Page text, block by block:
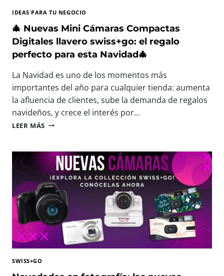
I
Y
D
I
F
R
U
T
A
R
D
M
O
M
E
N
T
O
R
E
E
N
E
E
N
P
H
O
O
R
U
M
F
E
S
T
IDEAS PARA TU NEGOCIO
🎄 Nuevas Mini Cámaras Compactas
Digitales llavero swiss+go: el regalo
perfecto para esta Navidad🎄
La Navidad es uno de los momentos más
importantes del año para cualquier tienda: aumenta
la afluencia de clientes, sube la demanda de regalos
navideños, y crece el interés por…
LEER MÁS 🎄
E
A
S
M
I
N
I
C
Á
R
SWISS+GO